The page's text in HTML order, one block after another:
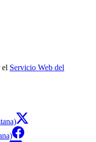
el Servicio Web del